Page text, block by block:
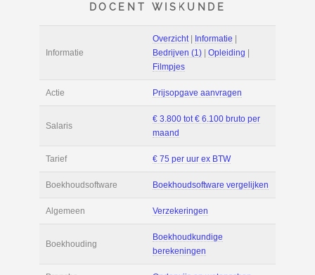
DOCENT WISKUNDE
Overzicht
Filmpjes
Prijsopgave
Salaris